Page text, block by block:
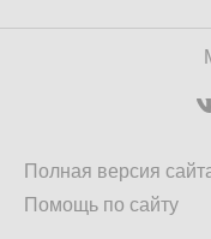
Полная версия
Помощь по сайту